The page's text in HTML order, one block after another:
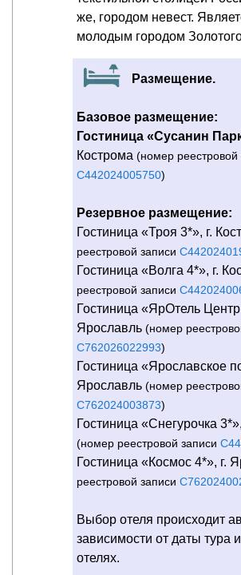
же, городом невест.
молодым городом
Размещение.
Базовое размещение:
Гостиница «Сусанин
Кострома (номер реестровой
С442024005750)
Резервное размещение:
Гостиница «Троя 3*», г.
реестровой записи
Гостиница «Волга 4*», г.
реестровой записи
Гостиница «ЯрОтель Центр
Ярославль (номер
С762026022993)
Гостиница «Ярославское
Ярославль (номер
С762024003873)
Гостиница «Снегурочка
(номер реестровой записи
Гостиница «Космос 4*», г.
реестровой записи
Выбор отеля происходит
зависимости от даты тура
отелях.